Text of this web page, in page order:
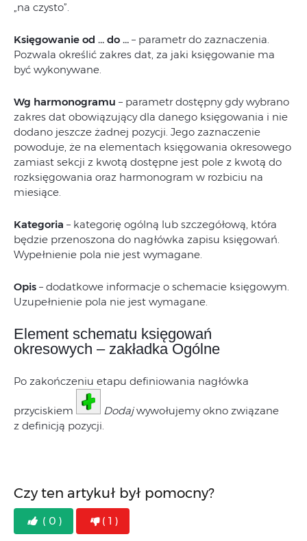
„na czysto”.
Księgowanie od … do … – parametr do zaznaczenia.
Pozwala określić zakres dat, za jaki księgowanie ma
być wykonywane.
Wg harmonogramu – parametr dostępny gdy wybrano
zakres dat obowiązujący dla danego księgowania i nie
dodano jeszcze żadnej pozycji. Jego zaznaczenie
powoduje, że na elementach księgowania okresowego
zamiast sekcji z kwotą dostępne jest pole z kwotą do
rozksięgowania oraz harmonogram w rozbiciu na
miesiące.
Kategoria – kategorię ogólną lub szczegółową, która
będzie przenoszona do nagłówka zapisu księgowań.
Wypełnienie pola nie jest wymagane.
Opis – dodatkowe informacje o schemacie księgowym.
Uzupełnienie pola nie jest wymagane.
Element schematu księgowań
okresowych – zakładka Ogólne
Po zakończeniu etapu definiowania nagłówka
przyciskiem Dodajwywołujemy okno związane
z definicją pozycji.
Czy ten artykuł był pomocny?
( 0 ) ( 1 )